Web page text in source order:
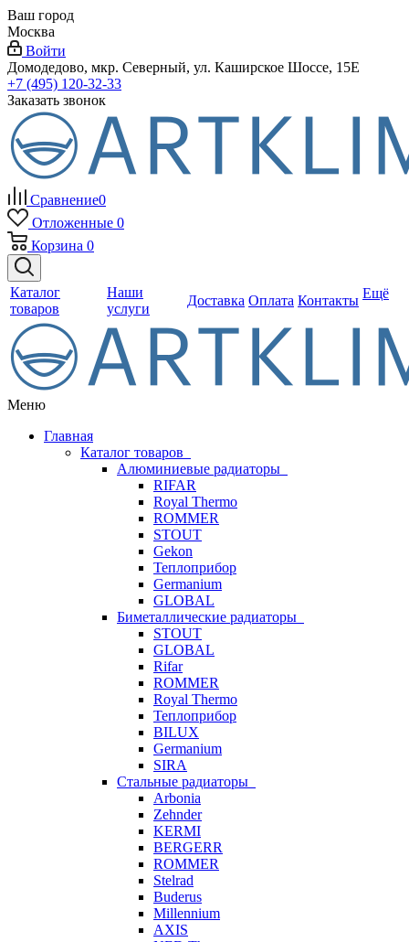
Ваш город
Москва
Войти
Домодедово, мкр. Северный, ул. Каширское Шоссе, 15Е
+7 (495) 120-32-33
Заказать звонок
Сравнение0
Отложенные 0
Корзина 0
Каталог
товаров
Наши
услуги
Доставка Оплата Контакты Ещё
Меню
Главная
Каталог товаров
Алюминиевые радиаторы
RIFAR
Royal Thermo
ROMMER
STOUT
Gekon
Теплоприбор
Germanium
GLOBAL
Биметаллические радиаторы
STOUT
GLOBAL
Rifar
ROMMER
Royal Thermo
Теплоприбор
BILUX
Germanium
SIRA
Стальные радиаторы
Arbonia
Zehnder
KERMI
BERGERR
ROMMER
Stelrad
Buderus
Millennium
AXIS